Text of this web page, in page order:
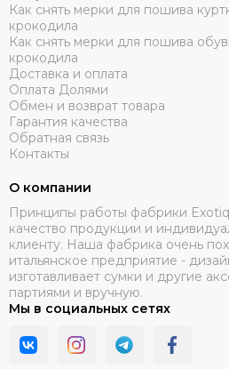
Как снять мерки для пошива
крокодила
Как снять мерки для пошива
крокодила
Доставка и оплата
Оплата Долями
Обмен и возврат товара
Гарантия качества
Обратная связь
Контакты
О компании
Принципы работы фабрики
качество продукции и
клиенту. Наша фабрика очень
итальянское предприятие -
изготавливает сумки и другие
партиями и вручную.
Мы в социальных сетях